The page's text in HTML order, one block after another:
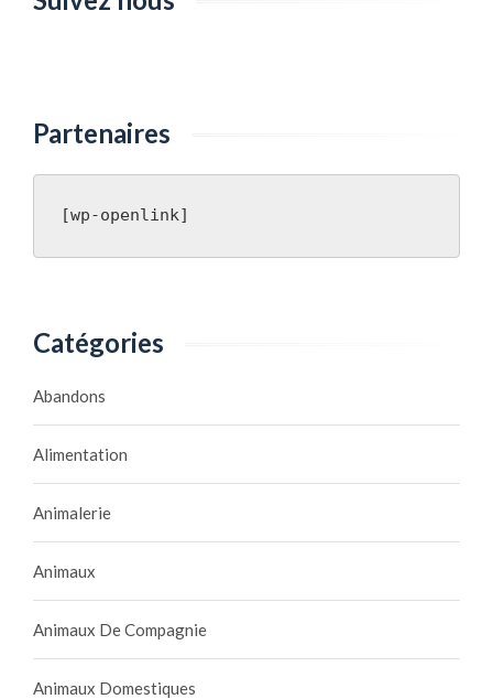
Partenaires
[wp-openlink]
Catégories
Abandons
Alimentation
Animalerie
Animaux
Animaux De Compagnie
Animaux Domestiques